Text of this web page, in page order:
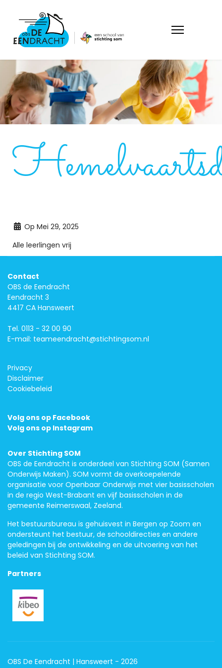
Op Mei 29, 2025
Alle leerlingen vrij
Contact
OBS de Eendracht
Eendracht 3
4417 CA Hansweert
Tel. 0113 - 32 00 90
E-mail: teameendracht@stichtingsom.nl
Privacy
Disclaimer
Cookiebeleid
Volg ons op Facebook
Volg ons op Instagram
Over Stichting SOM
OBS de Eendracht is onderdeel van Stichting SOM (Samen
Onderwijs Maken). SOM vormt de overkoepelende
organisatie voor Openbaar Onderwijs met vier basisscholen
in de regio West-Brabant en vijf basisscholen in de
gemeente Reimerswaal, Zeeland.
Het bestuursbureau is gehuisvest in Bergen op Zoom en
ondersteunt het bestuur, de schooldirecties en andere
geledingen bij de ontwikkeling en de uitvoering van het
beleid van Stichting SOM.
Partners
OBS De Eendracht | Hansweert - 2026